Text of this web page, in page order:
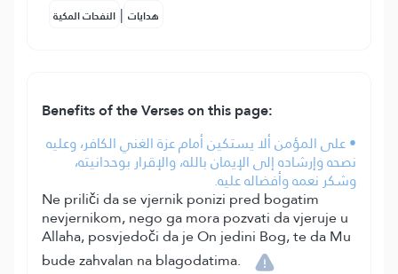
النفحات المكية | هدايات
Benefits of the Verses on this page:
• على المؤمن ألا يستكين أمام عزة الغني الكافر، وعليه
نصحه وإرشاده إلى الإيمان بالله، والإقرار بوحدانيته،
وشكر نعمه وأفضاله عليه.
Ne priliči da se vjernik ponizi pred bogatim
nevjernikom, nego ga mora pozvati da vjeruje u
Allaha, posvjedoči da je On jedini Bog, te da Mu
bude zahvalan na blagodatima.